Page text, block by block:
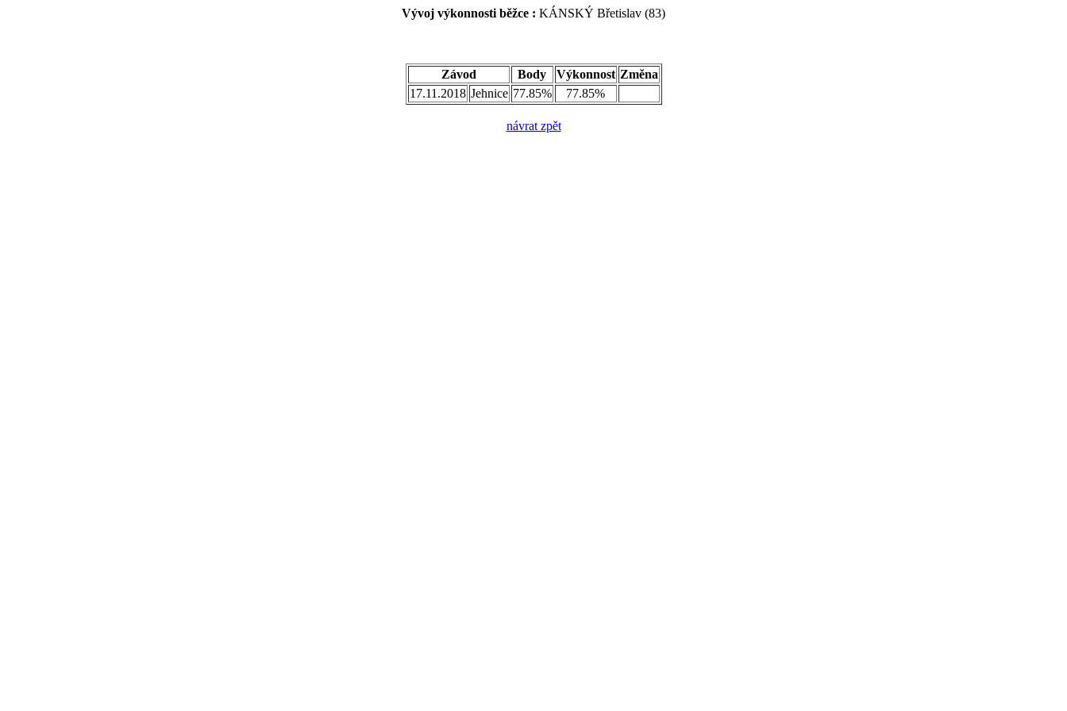
Vývoj výkonnosti běžce : KÁNSKÝ Břetislav (83)
Závod Body Výkonnost Změna
17.11.2018 Jehnice 77.85% 77.85%
návrat zpět